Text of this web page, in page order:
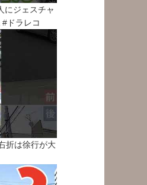
にジェスチャ
ドラレコ
折は徐行が大